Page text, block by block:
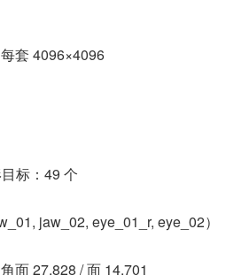
每套 4096×4096
标：49 个
jaw_02, eye_01_r, eye_02）
面 27,828 / 面 14,701